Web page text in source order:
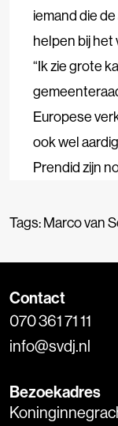
iemand die
helpen bij het
“Ik zie grote
Europese
ook wel
Prendid zijn
Tags:Marco van
Contact
070 361 71 11
info@svdj.nl
Bezoekadres